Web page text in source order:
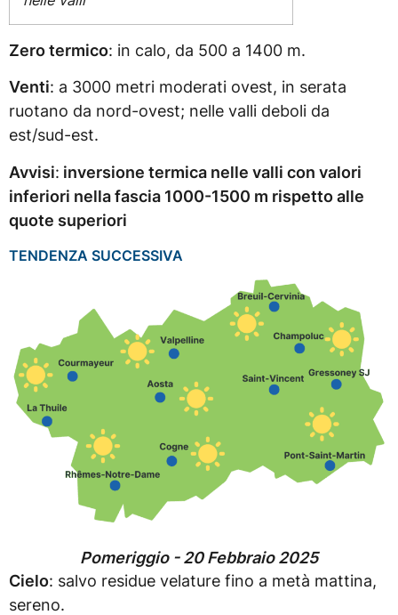
Zero termico: in calo, da 500 a 1400 m.
Venti: a 3000 metri moderati ovest, in serata
ruotano da nord-ovest; nelle valli deboli da
est/sud-est.
Avvisi: inversione termica nelle valli con valori
inferiori nella fascia 1000-1500 m rispetto alle
quote superiori
TENDENZA SUCCESSIVA
Pomeriggio - 20 Febbraio 2025
Cielo: salvo residue velature fino a metà mattina,
sereno.